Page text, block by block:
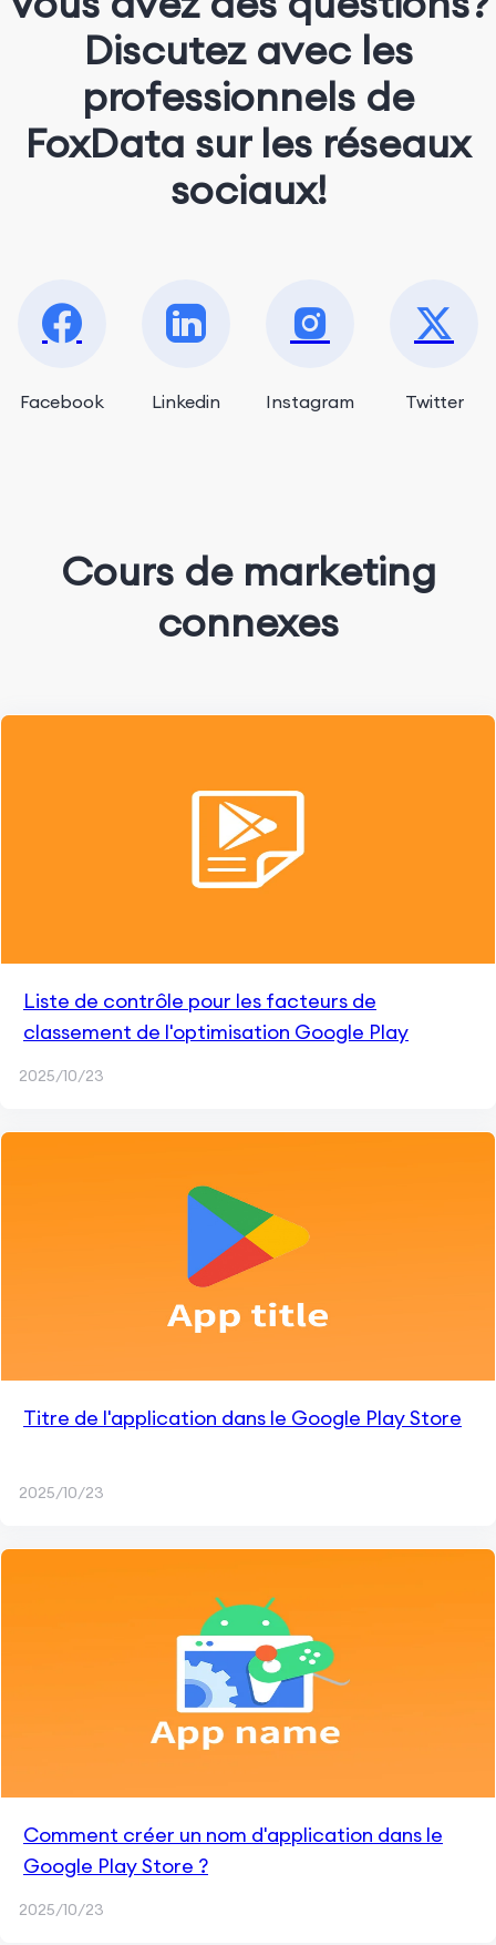
Discutez avec les
professionnels de
FoxData sur les réseaux
sociaux!
Facebook Linkedin Instagram Twitter
Cours de marketing
connexes
Liste de contrôle pour les facteurs de
classement de l'optimisation Google Play
2025/10/23
Titre de l'application dans le Google Play Store
2025/10/23
Comment créer un nom d'application dans le
Google Play Store ?
2025/10/23